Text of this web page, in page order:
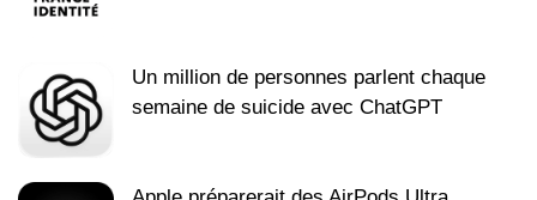
Un million de personnes parlent chaque
semaine de suicide avec ChatGPT